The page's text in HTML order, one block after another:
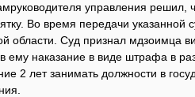
управления решил,
Во время передачи
области. Суд признал мдзоимца
ему наказание в виде штрафа в
2 лет занимать должности в